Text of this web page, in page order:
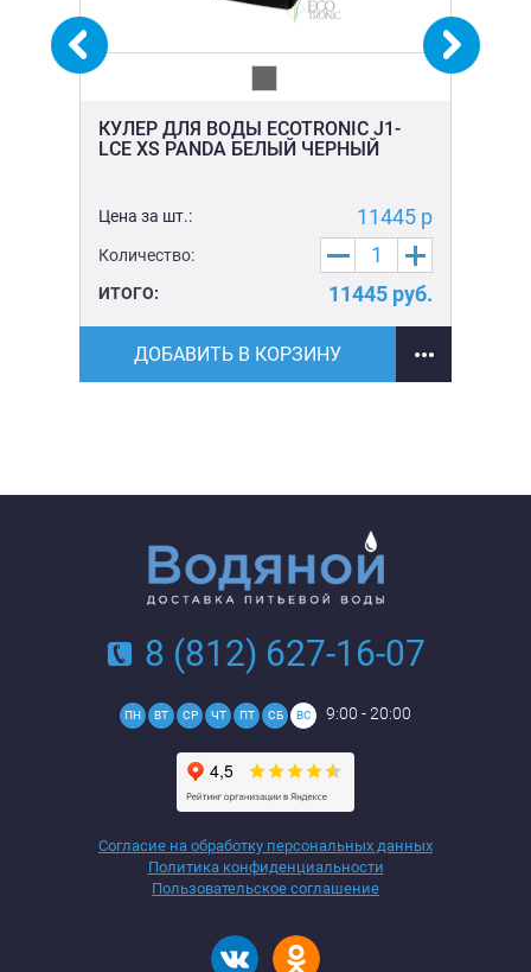
КУЛЕР ДЛЯ ВОДЫ ECOTRONIC J1-
LCE XS PANDA БЕЛЫЙ ЧЕРНЫЙ
Цена за шт.: 11445 р
Количество:
ИТОГО: 11445 руб.
ДОБАВИТЬ В КОРЗИНУ
8 (812) 627-16-07
ПН ВТ СР ЧТ ПТ СБ ВС 9:00 - 20:00
Согласие на обработку персональных данных
Политика конфиденциальности
Пользовательское соглашение